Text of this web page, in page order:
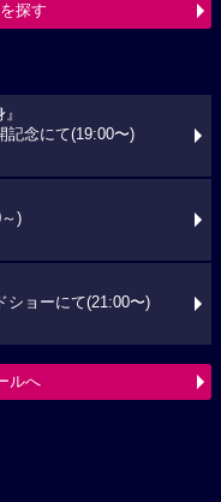
探す
記念にて(19:00〜)
)
ショーにて(21:00〜)
ルへ